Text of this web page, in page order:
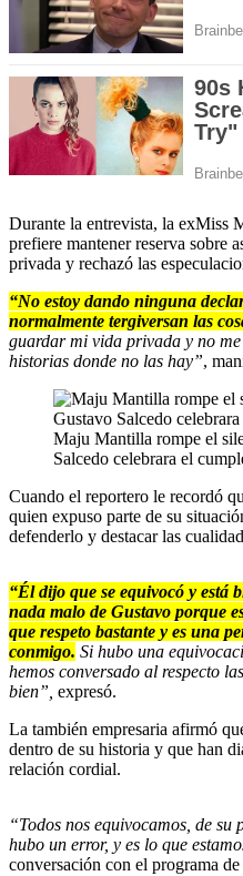
Durante la entrevista, la exMiss
prefiere mantener reserva sobre
privada y rechazó las
“No estoy dando ninguna
normalmente tergiversan las
guardar mi vida privada y no me
historias donde no las hay”,
Maju Mantilla rompe el
Salcedo celebrara el
Cuando el reportero le recordó
quien expuso parte de su
defenderlo y destacar las
“Él dijo que se equivocó y está
nada malo de Gustavo porque
que respeto bastante y es una
conmigo. Si hubo una
hemos conversado al respecto
bien”, expresó.
La también empresaria afirmó
dentro de su historia y que han
relación cordial.
“Todos nos equivocamos, de
hubo un error, y es lo que
conversación con el programa de